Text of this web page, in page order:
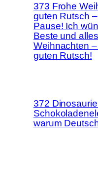
373 Frohe
guten Rutsch
Pause! Ich
Beste und
Weihnachten
guten Rutsch!
372
warum